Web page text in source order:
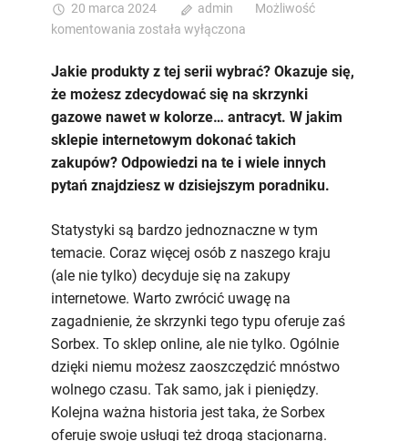
20 marca 2024 admin
Możliwość
komentowania Czy
gazowa
w
kolorze
jest
warta
uwagi?
została wyłączona
Jakie produkty z tej serii wybrać? Okazuje się,
że możesz zdecydować się na skrzynki
gazowe nawet w kolorze… antracyt. W jakim
sklepie internetowym dokonać takich
zakupów? Odpowiedzi na te i wiele innych
pytań znajdziesz w dzisiejszym poradniku.
Statystyki są bardzo jednoznaczne w tym
temacie. Coraz więcej osób z naszego kraju
(ale nie tylko) decyduje się na zakupy
internetowe. Warto zwrócić uwagę na
zagadnienie, że skrzynki tego typu oferuje zaś
Sorbex. To sklep online, ale nie tylko. Ogólnie
dzięki niemu możesz zaoszczędzić mnóstwo
wolnego czasu. Tak samo, jak i pieniędzy.
Kolejna ważna historia jest taka, że Sorbex
oferuje swoje usługi też drogą stacjonarną.